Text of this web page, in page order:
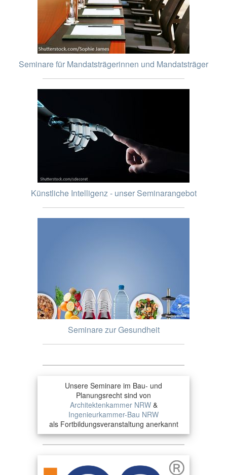
Seminare für Mandatsträgerinnen und Mandatsträger
Künstliche Intelligenz - unser Seminarangebot
Seminare zur Gesundheit
Unsere Seminare im Bau- und
Planungsrecht sind von
Architektenkammer NRW&
Ingenieurkammer-Bau NRW
als Fortbildungsveranstaltung anerkannt